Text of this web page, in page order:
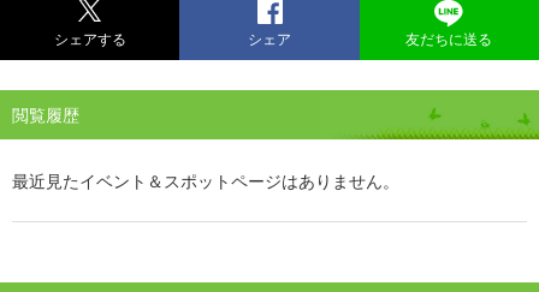
シェアする シェア 友だちに送る
閲覧履歴
最近見たイベント＆スポットページはありません。